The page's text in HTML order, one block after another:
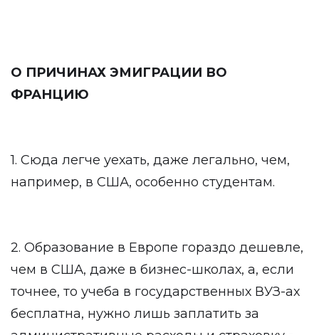
О ПРИЧИНАХ ЭМИГРАЦИИ ВО
ФРАНЦИЮ
1. Сюда легче уехать, даже легально, чем,
например, в США, особенно студентам.
2. Образование в Европе гораздо дешевле,
чем в США, даже в бизнес-школах, а, если
точнее, то учеба в государственных ВУЗ-ах
бесплатна, нужно лишь заплатить за